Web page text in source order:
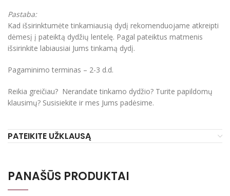
Pastaba:
Kad išsirinktumėte tinkamiausią dydį rekomenduojame atkreipti
dėmesį į pateiktą dydžių lentelę. Pagal pateiktus matmenis
išsirinkite labiausiai Jums tinkamą dydį.
Pagaminimo terminas – 2-3 d.d.
Reikia greičiau? Nerandate tinkamo dydžio? Turite papildomų
klausimų? Susisiekite ir mes Jums padėsime.
PATEIKITE UŽKLAUSĄ
PANAŠŪS PRODUKTAI